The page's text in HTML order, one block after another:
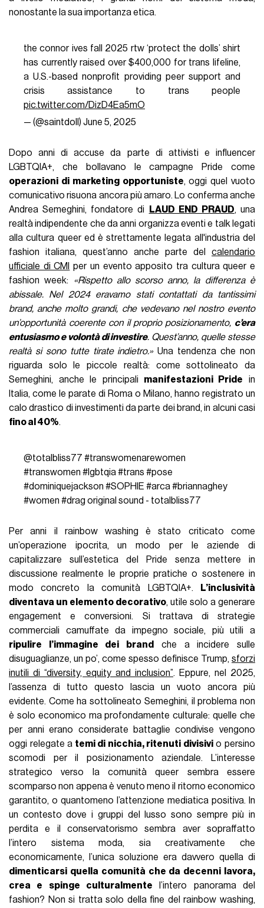
nonostante la sua importanza etica.
the connor ives fall 2025 rtw ‘protect the dolls’ shirt
has currently raised over $400,000 for trans lifeline,
a U.S.-based nonprofit providing peer support and
crisis assistance to trans people
pic.twitter.com/DizD4Ea5mO
— (@saintdoII) June 5, 2025
Dopo anni di accuse da parte di attivisti e influencer
LGBTQIA+, che bollavano le campagne Pride come
operazioni di marketing opportuniste, oggi quel vuoto
comunicativo risuona ancora più amaro. Lo conferma anche
Andrea Semeghini, fondatore di
LAUD END PRAUD, una
realtà indipendente che da anni organizza eventi e talk legati
alla cultura queer ed è strettamente legata all'industria del
fashion italiana, quest’anno anche parte del calendario
ufficiale di CMI
per un evento apposito tra cultura queer e
fashion week: «Rispetto allo scorso anno, la differenza è
abissale. Nel 2024 eravamo stati contattati da tantissimi
brand, anche molto grandi, che vedevano nel nostro evento
un’opportunità coerente con il proprio posizionamento, c’era
entusiasmo e volontà di investire. Quest’anno, quelle stesse
realtà si sono tutte tirate indietro.»Una tendenza che non
riguarda solo le piccole realtà: come sottolineato da
Semeghini, anche le principali manifestazioni Pride in
Italia, come le parate di Roma o Milano, hanno registrato un
calo drastico di investimenti da parte dei brand, in alcuni casi
fino al 40%.
@totalbliss77 #transwomenarewomen
#transwomen #lgbtqia#trans #pose
#dominiquejackson #SOPHIE #arca#briannaghey
#women #drag original sound - totalbliss77
Per anni il rainbow washing è stato criticato come
un’operazione ipocrita, un modo per le aziende di
capitalizzare sull’estetica del Pride senza mettere in
discussione realmente le proprie pratiche o sostenere in
modo concreto la comunità LGBTQIA+.
L’inclusività
diventava un elemento decorativo, utile solo a generare
engagement e conversioni. Si trattava di strategie
commerciali camuffate da impegno sociale, più utili a
ripulire l’immagine dei brand
che a incidere sulle
disuguaglianze, un po’, come spesso definisce Trump, sforzi
inutili di “diversity, equity and inclusion”. Eppure, nel 2025,
l’assenza di tutto questo lascia un vuoto ancora più
evidente. Come ha sottolineato Semeghini, il problema non
è solo economico ma profondamente culturale: quelle che
per anni erano considerate battaglie condivise vengono
oggi relegate a temi di nicchia, ritenuti divisivio persino
scomodi per il posizionamento aziendale. L’interesse
strategico verso la comunità queer sembra essere
scomparso non appena è venuto meno il ritorno economico
garantito, o quantomeno l’attenzione mediatica positiva. In
un contesto dove i gruppi del lusso sono sempre più in
perdita e il conservatorismo sembra aver sopraffatto
l’intero sistema moda, sia creativamente che
economicamente, l’unica soluzione era davvero quella di
dimenticarsi quella comunità che da decenni lavora,
crea e spinge culturalmente l’intero panorama del
fashion? Non si tratta solo della fine del rainbow washing,